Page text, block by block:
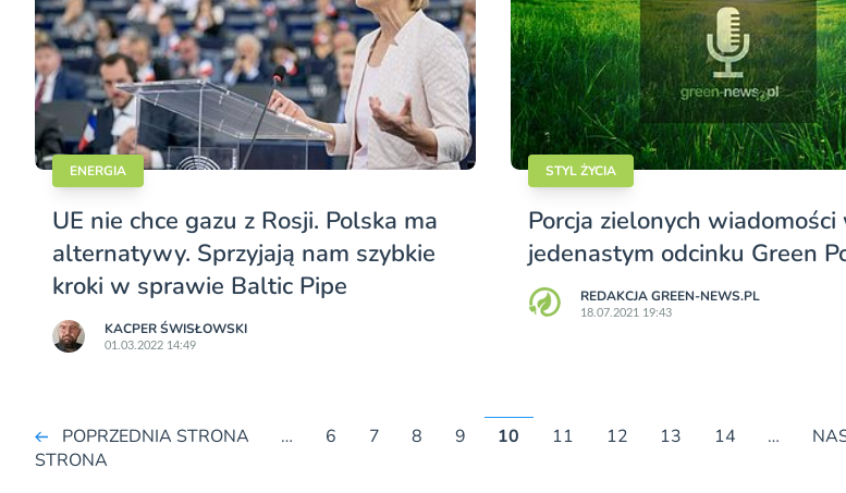
ENERGIA
UE nie chce gazu z Rosji. Polska ma
alternatywy. Sprzyjają nam szybkie
kroki w sprawie Baltic Pipe
KACPER ŚWISŁO­WSKI
01.03.2022 14:49
STYL ŻYCIA
Porcja zielonych wiadomości
jedenastym odcinku Green
REDAKCJA GREEN-NEWS.PL
18.07.2021 19:43
POPRZEDNIA STRONA … 6 7 8 9 10 11 12 13 14 …
STRONA